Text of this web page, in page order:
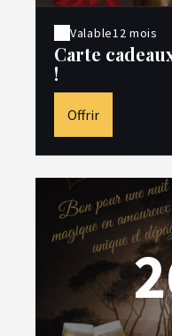
Valable12 mois
Carte
!
Offrir